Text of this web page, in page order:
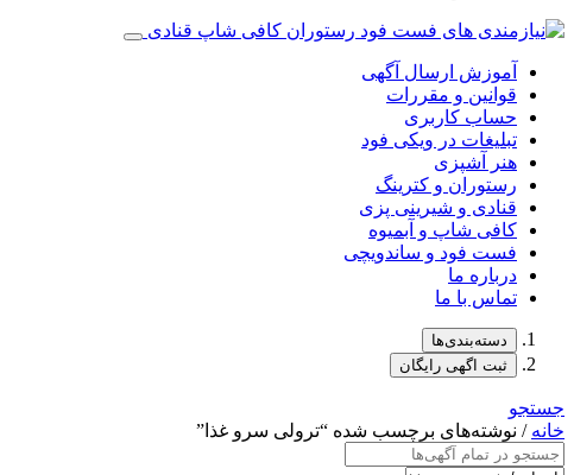
آموزش ارسال آگهی
قوانین و مقررات
حساب کاربری
تبلیغات در ویکی فود
هنر آشپزی
رستوران و کترینگ
قنادی و شیرینی پزی
کافی شاپ و آبمیوه
فست فود و ساندویچی
درباره ما
تماس با ما
دسته‌بندی‌ها
ثبت اگهی رایگان
جستجو
خانه / نوشته‌های برچسب شده “ترولی سرو غذا”